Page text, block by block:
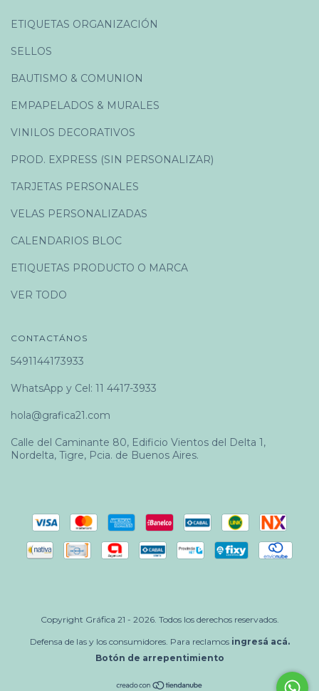
ETIQUETAS ORGANIZACIÓN
SELLOS
BAUTISMO & COMUNION
EMPAPELADOS & MURALES
VINILOS DECORATIVOS
PROD. EXPRESS (SIN PERSONALIZAR)
TARJETAS PERSONALES
VELAS PERSONALIZADAS
CALENDARIOS BLOC
ETIQUETAS PRODUCTO O MARCA
VER TODO
CONTACTÁNOS
5491144173933
WhatsApp y Cel: 11 4417-3933
hola@grafica21.com
Calle del Caminante 80, Edificio Vientos del Delta 1,
Nordelta, Tigre, Pcia. de Buenos Aires.
Copyright Gráfica 21 - 2026. Todos los derechos reservados.
Defensa de las y los consumidores. Para reclamos ingresá acá.
Botón de arrepentimiento